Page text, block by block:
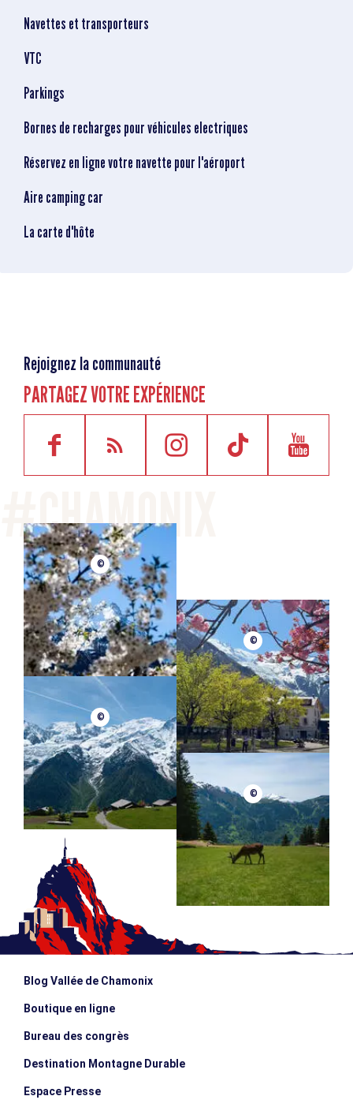
Navettes et transporteurs
VTC
Parkings
Bornes de recharges pour véhicules electriques
Réservez en ligne votre navette pour l'aéroport
Aire camping car
La carte d'hôte
Rejoignez la communauté
PARTAGEZ VOTRE EXPÉRIENCE
©
©
©
©
Blog Vallée de Chamonix
Boutique en ligne
Bureau des congrès
Destination Montagne Durable
Espace Presse